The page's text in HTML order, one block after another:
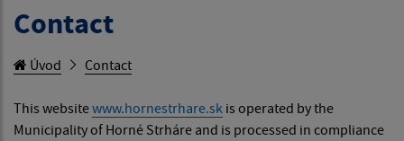
Contact
Úvod Contact
This websitewww.hornestrhare.sk is operated by the
Municipality of Horné Strháre and is processed in compliance